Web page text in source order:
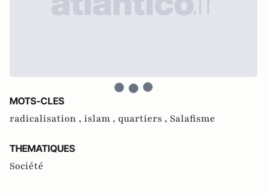
MOTS-CLES
radicalisation , islam , quartiers , Salafisme
THEMATIQUES
Société